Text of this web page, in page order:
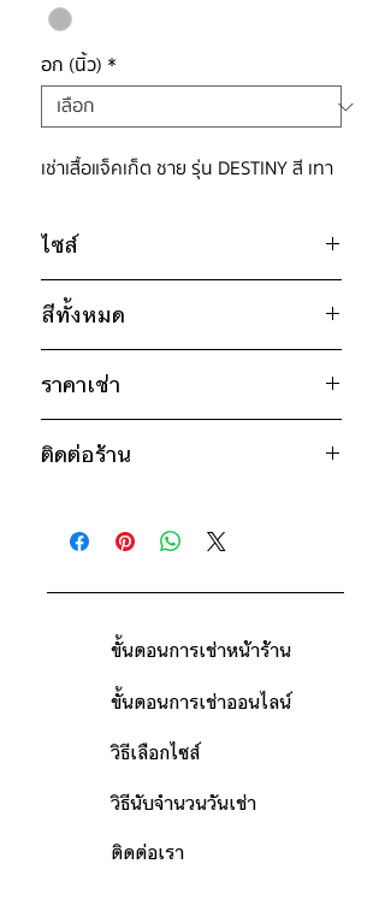
อก (นิ้ว) *
เช่าเสื้อแจ็คเก็ต ชาย รุ่น DESTINY สี เทา
ไซส์
ไซส์ : M
อก 50" / เอว 46" / สะโพก 38" /
ไหล่กว้าง 25" / วงแขน 24" / ยาว
28"
อก 54" / เอว 52" / สะโพก 44" / ไหล่
กว้าง 26" / วงแขน 24" / ยาว 29"
* สินค้าจริงอาจมีขนาดคลาดเคลื่อน 2-3
สีทั้งหมด
เทา
ราคาเช่า
คืน)
ติดต่อร้านเพื่อสอบถามราคา
ติดต่อร้าน
ดูแผนที่ร้าน
ขั้นตอนการเช่าหน้าร้าน
ขั้นตอนการเช่าออนไลน์
วิธีเลือกไซส์
วิธีนับจำนวนวันเช่า
ติดต่อเรา